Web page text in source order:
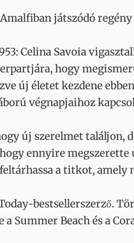
játszódó
Celina Savoia
hogy
új életet kezdene
végnapjaihoz
új szerelmet találjon,
ennyire
a titkot, amely
bestsellerszerző.
Summer Beach és a